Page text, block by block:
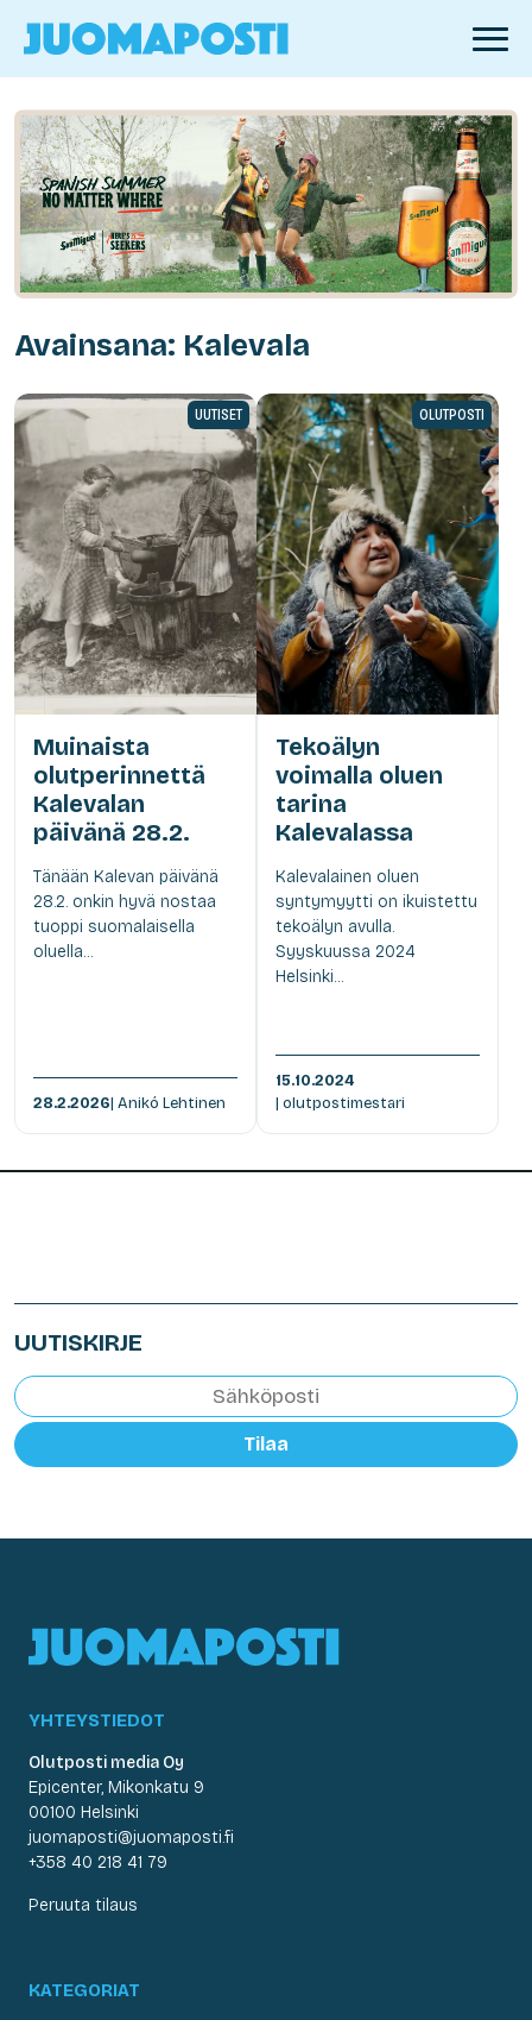
Avainsana: Kalevala
UUTISET
Muinaista
olutperinnettä
Kalevalan
päivänä 28.2.
Tänään Kalevan päivänä
28.2. onkin hyvä nostaa
tuoppi suomalaisella
oluella...
28.2.2026| Anikó Lehtinen
OLUTPOSTI
Tekoälyn
voimalla oluen
tarina
Kalevalassa
Kalevalainen oluen
syntymyytti on ikuistettu
tekoälyn avulla.
Syyskuussa 2024
Helsinki...
15.10.2024
| olutpostimestari
UUTISKIRJE
Tilaa
YHTEYSTIEDOT
Olutposti media Oy
Epicenter, Mikonkatu 9
00100 Helsinki
juomaposti@juomaposti.fi
+358 40 218 41 79
Peruuta tilaus
KATEGORIAT